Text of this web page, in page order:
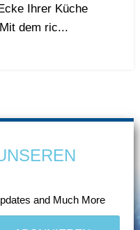
Ihrer Küche
dem ric...
and Much More